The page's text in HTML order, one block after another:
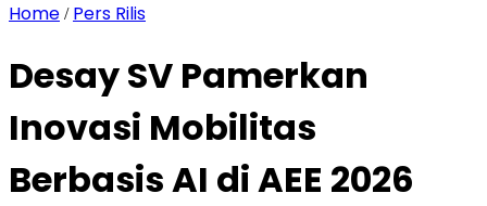
Home / Pers Rilis
Desay SV Pamerkan
Inovasi Mobilitas
Berbasis AI di AEE 2026